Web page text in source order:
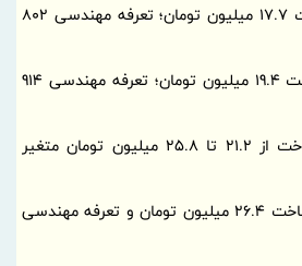
6 و 7 طبقه: هزینه ساخت 17.7 میلیون تومان؛ تعرفه مهندسی 802
8 تا 10 طبقه: هزینه ساخت 19.4 میلیون تومان؛ تعرفه مهندسی 914
11 تا 15 طبقه: هزینه ساخت از 21.2 تا 25.8 میلیون تومان متغیر
16 طبقه و بالاتر: هزینه ساخت 26.4 میلیون تومان و تعرفه مهندسی